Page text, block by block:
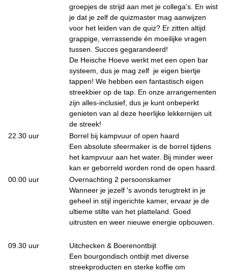
groepjes de strijd aan met je collega’s. En wist
je dat je zelf de quizmaster mag aanwijzen
voor het leiden van de quiz? Er zitten altijd
grappige, verrassende én moeilijke vragen
tussen. Succes gegarandeerd!
De Heische Hoeve werkt met een open bar
systeem, dus je mag zelf je eigen biertje
tappen! We hebben een fantastisch eigen
streekbier op de tap. En onze arrangementen
zijn alles-inclusief, dus je kunt onbeperkt
genieten van al deze heerlijke lekkernijen uit
de streek!
22.30 uur
Borrel bij kampvuur of open haard
Een absolute sfeermaker is de borrel tijdens
het kampvuur aan het water. Bij minder weer
kan er geborreld worden rond de open haard.
00.00 uur
Overnachting 2 persoonskamer
Wanneer je jezelf 's avonds terugtrekt in je
geheel in stijl ingerichte kamer, ervaar je de
ultieme stilte van het platteland. Goed
uitrusten en weer nieuwe energie opbouwen.
09.30 uur
Uitchecken & Boerenontbijt
Een bourgondisch ontbijt met diverse
streekproducten en sterke koffie om